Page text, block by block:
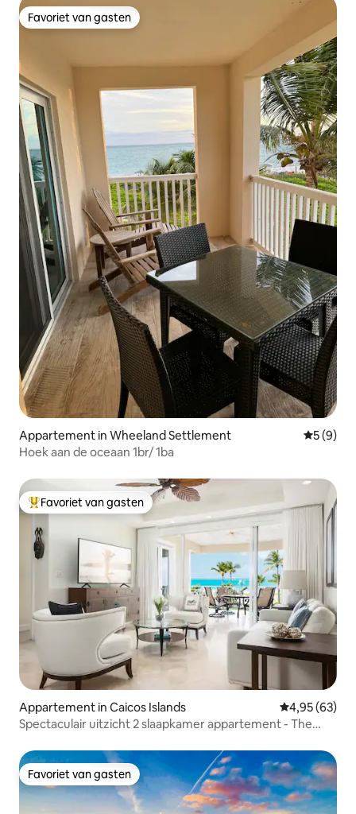
Favoriet van gasten
Favoriet van gasten
Appartement in Wheeland Settlement
5 (9)
Hoek aan de oceaan 1br/ 1ba
Topfavoriet van gasten
Favoriet van gasten
Appartement in Caicos Islands Gemiddelde
4,95 (63)
Spectaculair uitzicht 2 slaapkamer appartement - The
Favoriet van gasten
Favoriet van gasten